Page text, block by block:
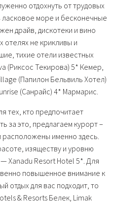
отдохнуть от трудовых
ласковое море и бесконечные
драйв, дискотеки и вино
отелях не крикливы и
тихие отели известных
(Риксос Текирова) 5* Кемер,
(Папилон Бельвиль Хотел)
(Санрайс) 4* Мармарис.
тех, кто предпочитает
за это, предлагаем курорт –
именно здесь.
изяществу и уровню
Xanadu Resort Hotel 5*. Для
повышенное внимание к
отдых для вас подходит, то
& Resorts Белек, Limak